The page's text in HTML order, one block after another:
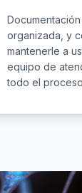
organizada, y
mantenerle a
equipo de
todo el